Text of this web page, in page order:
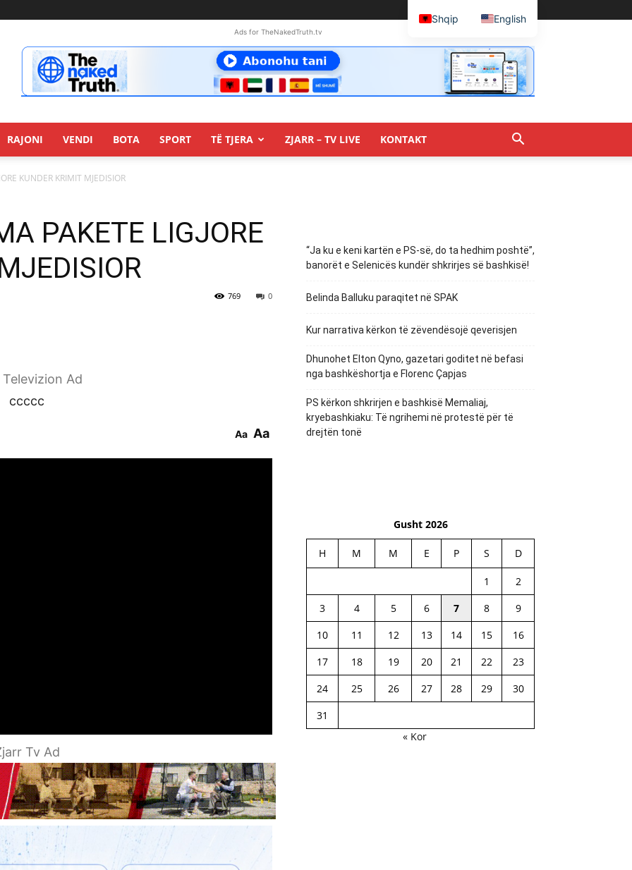
Ads for TheNakedTruth.tv
RAJONI VENDI BOTA SPORT TË TJERA ZJARR – TV LIVE KONTAKT
KUNDER KRIMIT MJEDISIOR
PAKETE LIGJORE
0
769
Ad
ccccc
Aa Aa
Tv Ad
“Ja ku e keni kartën e PS-së, do ta hedhim poshtë”,
banorët e Selenicës kundër shkrirjes së bashkisë!
Belinda Balluku paraqitet në SPAK
Kur narrativa kërkon të zëvendësojë qeverisjen
Dhunohet Elton Qyno, gazetari goditet në befasi
nga bashkëshortja e Florenc Çapjas
PS kërkon shkrirjen e bashkisë Memaliaj,
kryebashkiaku: Të ngrihemi në protestë për të
drejtën tonë
Gusht 2026
H M M E P S D
1
2
3
4 5 6 7 8
9
10
11 12 13 14 15
16
17
18 19 20 21 22
23
24
25 26 27 28 29
30
31
« Kor
Shqip English